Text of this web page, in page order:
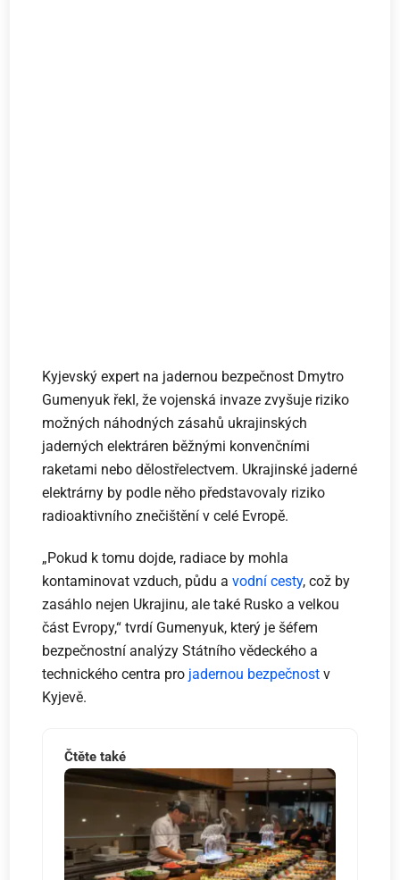
Kyjevský expert na jadernou bezpečnost Dmytro
Gumenyuk řekl, že vojenská invaze zvyšuje riziko
možných náhodných zásahů ukrajinských
jaderných elektráren běžnými konvenčními
raketami nebo dělostřelectvem. Ukrajinské jaderné
elektrárny by podle něho představovaly riziko
radioaktivního znečištění v celé Evropě.
„Pokud k tomu dojde, radiace by mohla
kontaminovat vzduch, půdu avodní cesty, což by
zasáhlo nejen Ukrajinu, ale také Rusko a velkou
část Evropy,“ tvrdí Gumenyuk, který je šéfem
bezpečnostní analýzy Státního vědeckého a
technického centra pro jadernou bezpečnost v
Kyjevě.
Čtěte také